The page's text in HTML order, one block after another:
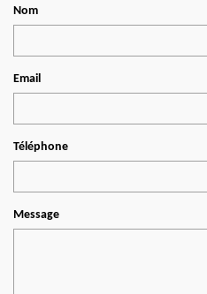
Nom
Email
Téléphone
Message